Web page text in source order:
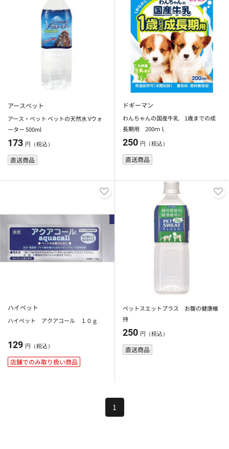
アースペット
アース・ペット ペットの天然水 Vウォ
ーター 500ml
173 円（税込）
直送商品
ドギーマン
わんちゃんの国産牛乳 1歳までの成
長期用 200ｍｌ
250 円（税込）
直送商品
ハイペット
ハイペット アクアコール １０ｇ
129 円（税込）
店舗でのみ取り扱い商品
ペットスエットプラス お腹の健康維
持
250 円（税込）
直送商品
1